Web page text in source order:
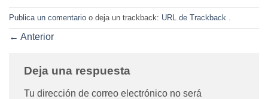
Publica un comentario o deja un trackback: URL de Trackback
← Anterior
Deja una respuesta
Tu dirección de correo electrónico no será